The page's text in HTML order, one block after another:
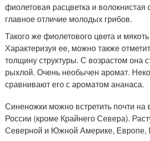
фиолетовая расцветка и волокнистая
главное отличие молодых грибов.
Такого же фиолетового цвета и
Характеризуя ее, можно также
толщину структуры. С возрастом она
рыхлой. Очень необычен аромат.
сравнивают его с ароматом ананаса.
Синеножки можно встретить почти на
России (кроме Крайнего Севера).
Северной и Южной Америке, Европе,